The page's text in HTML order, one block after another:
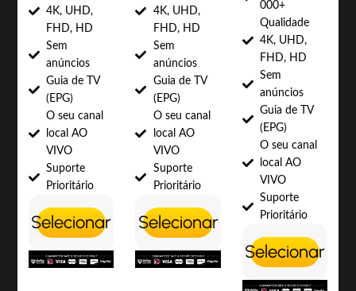
4K, UHD,
FHD, HD
Sem
anúncios
Guia de TV
(EPG)
O seu canal
local AO
VIVO
Suporte
Prioritário
Selecionar
4K, UHD,
FHD, HD
Sem
anúncios
Guia de TV
(EPG)
O seu canal
local AO
VIVO
Suporte
Prioritário
Selecionar
000+
Qualidade
4K, UHD,
FHD, HD
Sem
anúncios
Guia de TV
(EPG)
O seu canal
local AO
VIVO
Suporte
Prioritário
Selecionar